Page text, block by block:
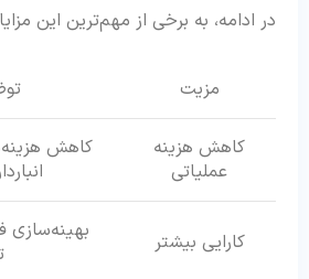
در ادامه، به برخی از مهم‌ترین این
مزیت
کاهش هزینه
عملیاتی
کاهش
کارایی بیشتر
بهینه‌سازی